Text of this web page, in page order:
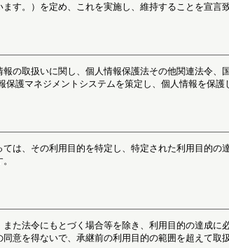
す。）を定め、これを実施し、維持することを宣言致
の取扱いに関し、個人情報保護法その他関連法令
護マネジメントシステムを策定し、個人情報を保護
は、その利用目的を特定し、特定された利用目的
た法令にもとづく場合等を除き、利用目的の達成
意を得ないで、承継前の利用目的の範囲を超えて取